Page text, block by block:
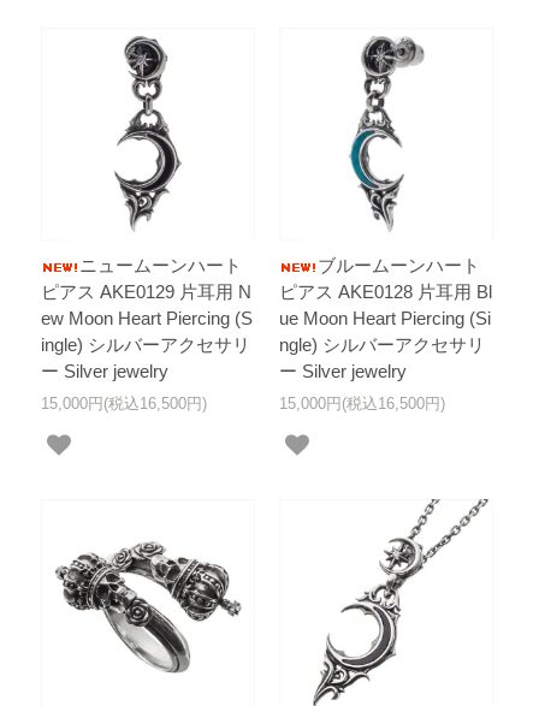
ニュームーンハート
ピアス AKE0129 片耳用 N
ew Moon Heart Piercing (S
ingle) シルバーアクセサリ
ー Silver jewelry
15,000円(税込16,500円)
ブルームーンハート
ピアス AKE0128 片耳用 Bl
ue Moon Heart Piercing (Si
ngle) シルバーアクセサリ
ー Silver jewelry
15,000円(税込16,500円)